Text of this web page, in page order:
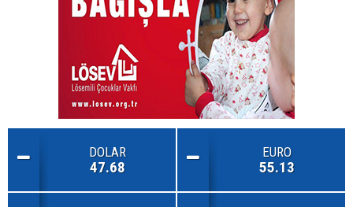
DOLAR
47.68
EURO
55.13